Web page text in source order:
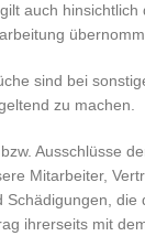
auch
sind bei
zu machen.
Ausschlüsse
Mitarbeiter,
Schädigungen, die
ihrerseits mit